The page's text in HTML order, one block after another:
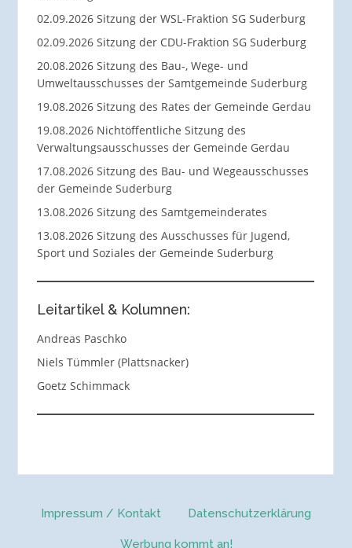
02.09.2026 Sitzung der WSL-Fraktion SG Suderburg
02.09.2026 Sitzung der CDU-Fraktion SG Suderburg
20.08.2026 Sitzung des Bau-, Wege- und
Umweltausschusses der Samtgemeinde Suderburg
19.08.2026 Sitzung des Rates der Gemeinde Gerdau
19.08.2026 Nichtöffentliche Sitzung des
Verwaltungsausschusses der Gemeinde Gerdau
17.08.2026 Sitzung des Bau- und Wegeausschusses
der Gemeinde Suderburg
13.08.2026 Sitzung des Samtgemeinderates
13.08.2026 Sitzung des Ausschusses für Jugend,
Sport und Soziales der Gemeinde Suderburg
Leitartikel & Kolumnen:
Andreas Paschko
Niels Tümmler (Plattsnacker)
Goetz Schimmack
Impressum / Kontakt Datenschutzerklärung
Werbung kommt an!